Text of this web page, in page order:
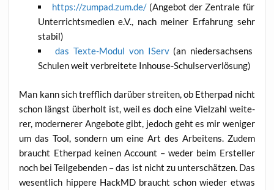
https://zumpad.zum.de/ (Ange­bot der Zen­tra­le für
Unter­richts­me­di­en e.V., nach mei­ner Erfah­rung sehr
stabil)
das Tex­te-Modul von IServ(an nie­der­sach­sens
Schu­len weit ver­brei­te­te Inhouse-Schulserverlösung)
Man kann sich treff­lich dar­über strei­ten, ob Ether­pad nicht
schon längst über­holt ist, weil es doch eine Viel­zahl wei­te­
rer, moder­ne­rer Ange­bo­te gibt, jedoch geht es mir weni­ger
um das Tool, son­dern um eine Art des Arbei­tens. Zudem
braucht Ether­pad kei­nen Account – weder beim Erstel­ler
noch bei Teil­ge­ben­den – das ist nicht zu unter­schät­zen. Das
wesent­lich hip­pe­re HackMD braucht schon wie­der etwas